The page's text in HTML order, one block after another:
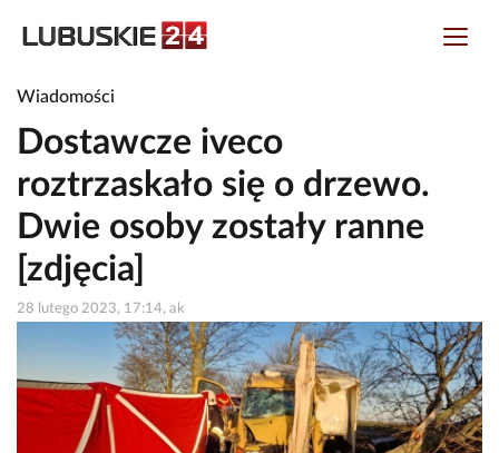
Wiadomości
Dostawcze iveco
roztrzaskało się o drzewo.
Dwie osoby zostały ranne
[zdjęcia]
28 lutego 2023, 17:14, ak